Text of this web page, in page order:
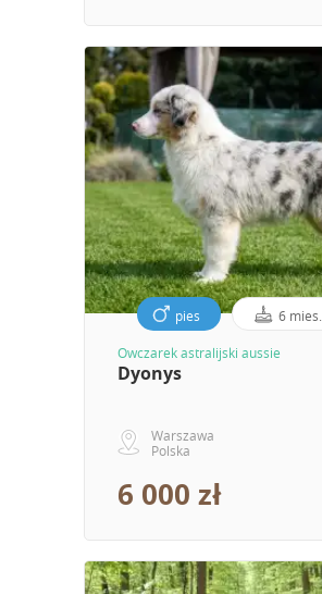
pies 6 mies.
Owczarek astralijski aussie
Dyonys
Warszawa
Polska
6 000 zł